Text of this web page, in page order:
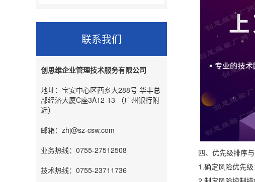
联系我们
创思维企业管理技术服务有限公司
地址：宝安中心区西乡大288号 华丰总
部经济大厦C座3A12-13 （广州银行附
近）
邮箱：zhj@sz-csw.com
业务热线：0755-27512508
技术热线：0755-23711736
四、优先级排序与
1.确定风险优先级：